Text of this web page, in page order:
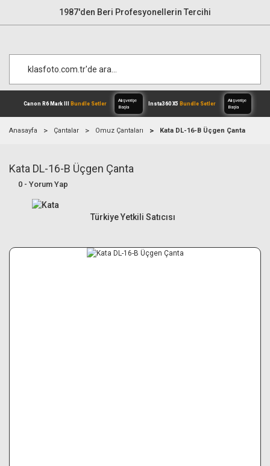
1987'den Beri Profesyonellerin Tercihi
Canon R6 Mark IIIBundle Setler
Anasayfa Çantalar Omuz Çantaları Kata DL-16-B Üçgen Çanta
Kata DL-16-B Üçgen Çanta
0 - Yorum Yap
Türkiye Yetkili Satıcısı